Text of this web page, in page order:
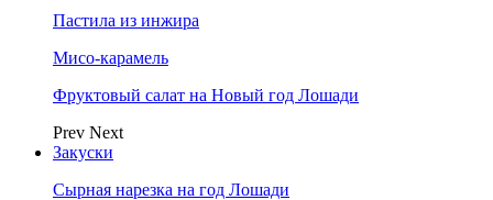
Пастила из инжира
Мисо-карамель
Фруктовый салат на Новый год Лошади
Prev Next
Закуски
Сырная нарезка на год Лошади